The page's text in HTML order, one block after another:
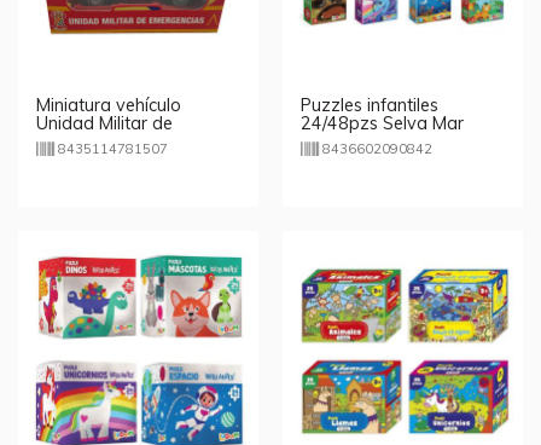
Miniatura vehículo
Unidad Militar de
Emergencias GT-8150
8435114781507
Puzzles infantiles
24/48pzs Selva Mar
Fantasía Bosque
8436602090842